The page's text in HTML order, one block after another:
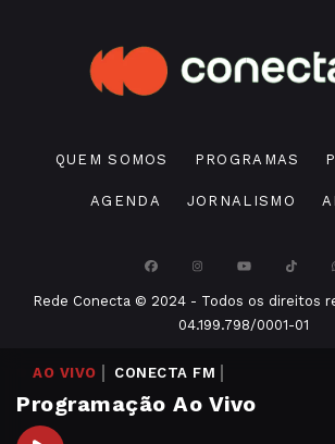
AO VIVO CONECTA FM
Programação Ao Vivo
QUEM SOMOS PROGRAMAS
AGENDA JORNALISMO
Rede Conecta © 2024 - Todos os direitos
04.199.798/0001-01